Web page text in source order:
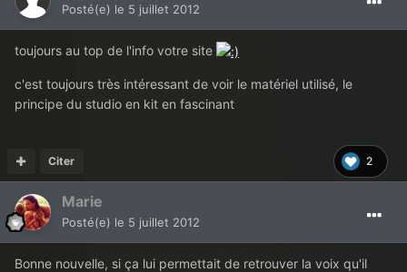
Posté(e) le 5 juillet 2012
toujours au top de l'info votre site
c'est toujours très intéressant de voir le matériel utilisé, le
principe du studio en kit en fascinant
2
Citer
Marie
Posté(e) le 5 juillet 2012
Bonne nouvelle, si ça lui permettait de retrouver la voix qu'il